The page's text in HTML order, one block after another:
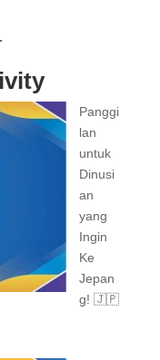
Panggi
lan
untuk
Dinusi
an
yang
Ingin
Ke
Jepan
g! 🇯🇵